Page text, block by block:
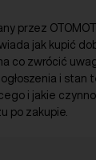
przez
jak kupić
co zwrócić
i stan
i jakie
po zakupie.